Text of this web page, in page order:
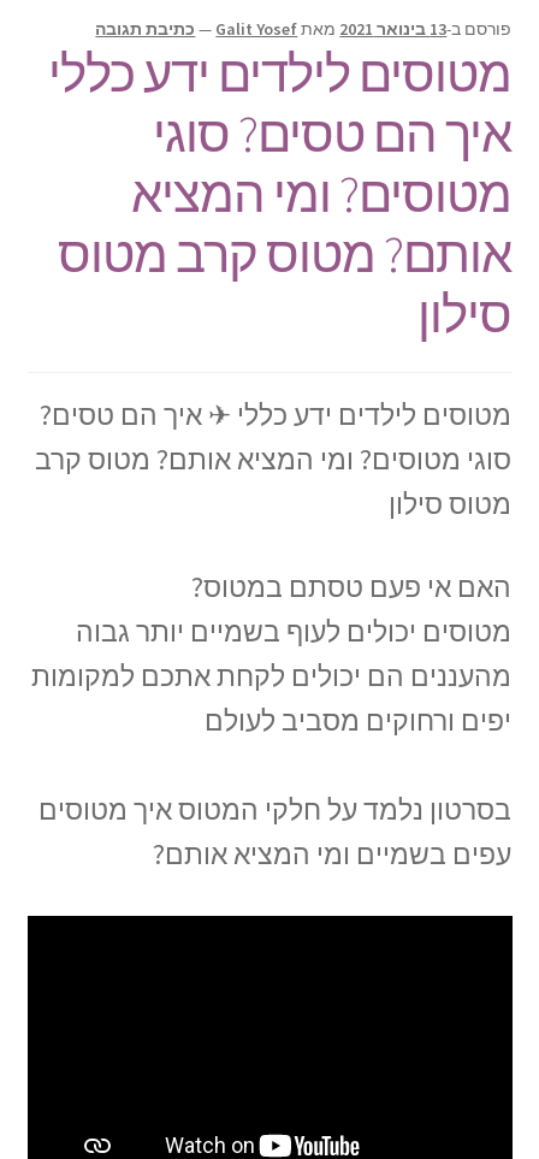
הילד
צור קשר
Products
search
פורסם ב-13 בינואר 2021 מאתGalit Yosef
— כתיבת תגובה
מטוסים לילדים ידע כללי
איך הם טסים? סוגי
מטוסים? ומי המציא
אותם? מטוס קרב מטוס
סילון
מטוסים לילדים ידע כללי ✈ איך הם טסים?
סוגי מטוסים? ומי המציא אותם? מטוס קרב
מטוס סילון
האם אי פעם טסתם במטוס?
מטוסים יכולים לעוף בשמיים יותר גבוה
מהעננים הם יכולים לקחת אתכם למקומות
יפים ורחוקים מסביב לעולם
בסרטון נלמד על חלקי המטוס איך מטוסים
עפים בשמיים ומי המציא אותם?